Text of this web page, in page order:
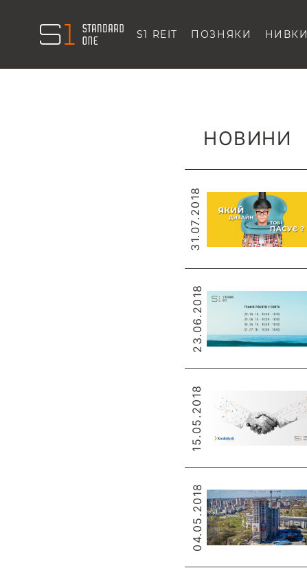
S1 REIT ПОЗНЯКИ НИВКИ
НОВИНИ
31.07.2018
23.06.2018
15.05.2018
04.05.2018